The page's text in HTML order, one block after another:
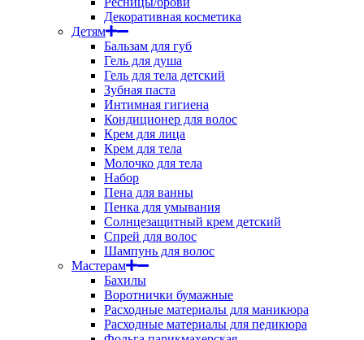
Декоративная косметика
Детям
Бальзам для губ
Гель для душа
Гель для тела детский
Зубная паста
Интимная гигиена
Кондиционер для волос
Крем для лица
Крем для тела
Молочко для тела
Набор
Пена для ванны
Пенка для умывания
Солнцезащитный крем детский
Спрей для волос
Шампунь для волос
Мастерам
Бахилы
Воротнички бумажные
Расходные материалы для маникюра
Расходные материалы для педикюра